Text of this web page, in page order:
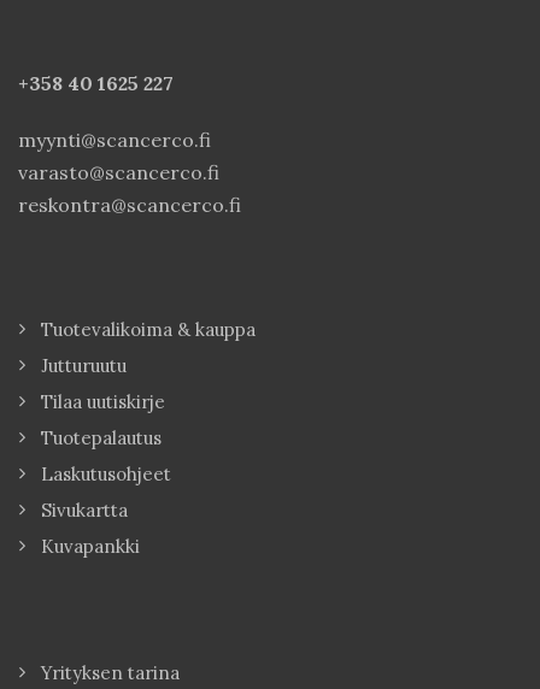
+358 40 1625 227
myynti@scancerco.fi
varasto@scancerco.fi
reskontra@scancerco.fi
Tuotevalikoima & kauppa
Jutturuutu
Tilaa uutiskirje
Tuotepalautus
Laskutusohjeet
Sivukartta
Kuvapankki
Yrityksen tarina